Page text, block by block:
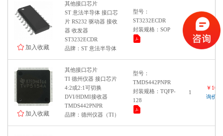
加入收藏
其他接口芯片
ST 意法半导体 接口芯
片 RS232 驱动器 接收
器 收发器
ST3232ECDR
品牌：ST 意法半导体
型号：
ST3232ECDR
封装规格：SOP
￥
询价
加入收藏
其他接口芯片
TI 德州仪器 接口芯片
4:2或2:1可切换
DVI/HDMI接收器
TMDS442PNPR
品牌：德州仪器（TI）
型号：
TMDS442PNPR
封装规格：TQFP-
128
1
￥
询价